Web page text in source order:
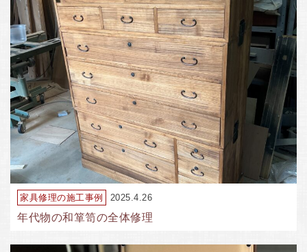
家具修理の施工事例 2025.4.26
年代物の和箪笥の全体修理